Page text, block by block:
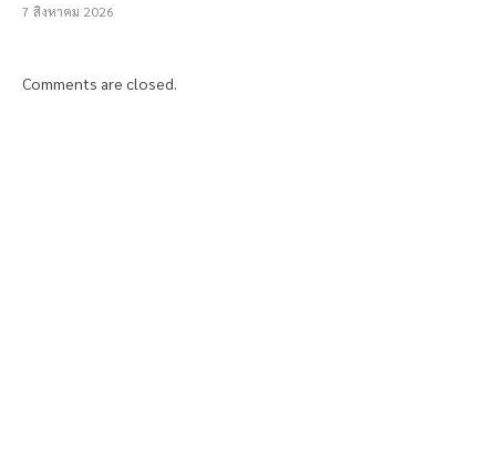
7 สิงหาคม 2026
Comments are closed.